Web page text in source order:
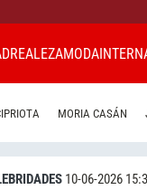
REALEZAMODA
MORIA CASÁN
10-06-2026